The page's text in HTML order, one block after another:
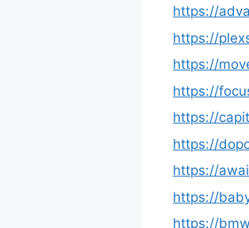
https://
https://
https://
https://
https://
https://
https://
https://
https://